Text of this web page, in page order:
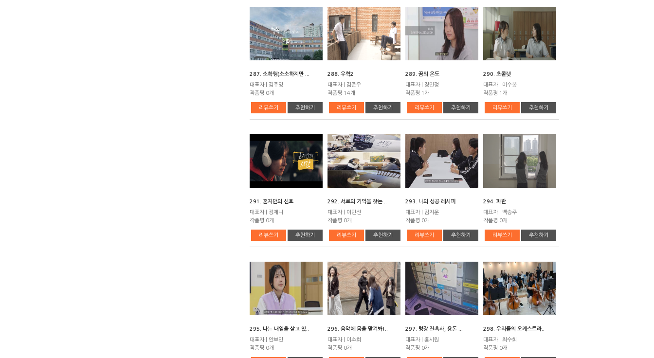
287. 소확행(소소하지만 ...
대표자 | 김주영
작품평 0개
리뷰쓰기 추천하기
288. 우혁2
대표자 | 김준우
작품평 14개
리뷰쓰기 추천하기
289. 꿈의 온도
대표자 | 장민정
작품평 1개
리뷰쓰기 추천하기
290. 초콜렛
대표자 | 이수봄
작품평 1개
리뷰쓰기 추천하기
291. 혼자만의 신호
대표자 | 정제니
작품평 0개
리뷰쓰기 추천하기
292. 서로의 기억을 찾는 ..
대표자 | 이민선
작품평 0개
리뷰쓰기 추천하기
293. 나의 성공 레시피
대표자 | 김지운
작품평 0개
리뷰쓰기 추천하기
294. 파란
대표자 | 백승주
작품평 0개
리뷰쓰기 추천하기
295. 나는 내일을 살고 있..
대표자 | 안보인
작품평 0개
296. 음악에 몸을 맡겨봐!..
대표자 | 이소희
작품평 0개
297. 텅장 잔혹사, 용돈 ...
대표자 | 홍시원
작품평 0개
298. 우리들의 오케스트라..
대표자 | 최수희
작품평 0개